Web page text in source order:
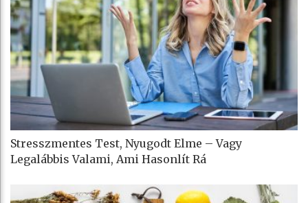
Stresszmentes Test, Nyugodt Elme – Vagy
Legalábbis Valami, Ami Hasonlít Rá